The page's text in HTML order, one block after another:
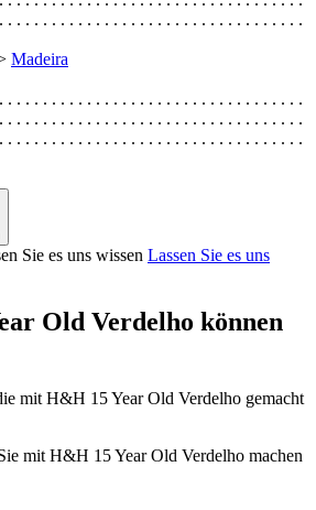
. . . . . . . . . . . . . . . . . . . . . . . . . . . . . . . . . .
Madeira
. . . . . . . . . . . . . . . . . . . . . . . . . . . . . . . . . .
. . . . . . . . . . . . . . . . . . . . . . . . . . . . . . . . . .
. . . . . . . . . . . . . . . . . . . . . . . . . . . . . . . . . .
Sie es uns wissen Lassen Sie es uns
Old Verdelho können
mit H&H 15 Year Old Verdelho gemacht
mit H&H 15 Year Old Verdelho machen